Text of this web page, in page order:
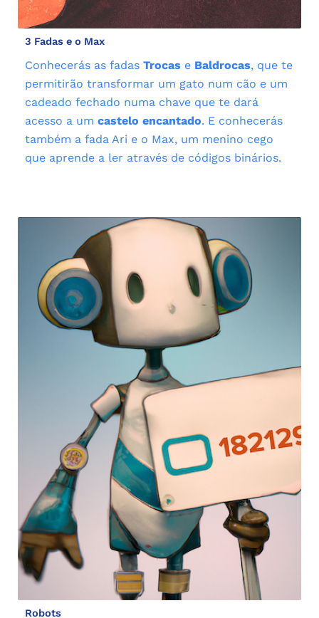
3 Fadas e o Max
Conhecerás as fadas Trocas e Baldrocas, que te
permitirão transformar um gato num cão e um
cadeado fechado numa chave que te dará
acesso a um castelo encantado. E conhecerás
também a fada Ari e o Max, um menino cego
que aprende a ler através de códigos binários.
Robots